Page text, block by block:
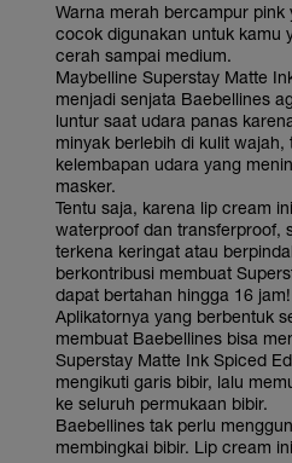
Warna merah bercampur pink
cocok digunakan untuk kamu
cerah sampai medium.
Maybelline Superstay Matte
menjadi senjata Baebellines
luntur saat udara panas
minyak berlebih di kulit wajah,
kelembapan udara yang
masker.
Tentu saja, karena lip cream
waterproof dan transferproof,
terkena keringat atau
berkontribusi membuat
dapat bertahan hingga 16 jam!
Aplikatornya yang berbentuk
membuat Baebellines bisa
Superstay Matte Ink Spiced
mengikuti garis bibir, lalu
ke seluruh permukaan bibir.
Baebellines tak perlu
membingkai bibir. Lip cream